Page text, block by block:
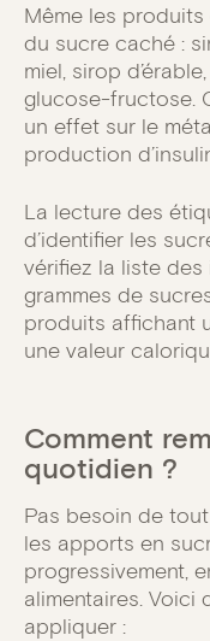
Même les
du sucre caché :
miel, sirop
glucose-fructose.
un effet sur le
production
La lecture des
d’identifier les
vérifiez la liste
grammes de
produits affichant
une valeur
Comment
quotidien ?
Pas besoin de
les apports en
progressivement,
alimentaires. Voici
appliquer :